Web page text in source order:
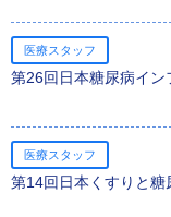
医療スタッフ
第26回日本糖尿病イ
医療スタッフ
第14回日本くすりと糖